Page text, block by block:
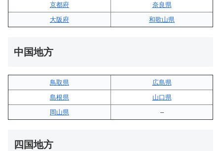
京都府
奈良県
大阪府
和歌山県
中国地方
鳥取県
広島県
島根県
山口県
岡山県
–
四国地方